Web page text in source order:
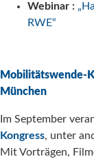
Webinar :
RWE“
Mobilitätswende-
München
Im September
Kongress, unter
Mit Vorträgen,